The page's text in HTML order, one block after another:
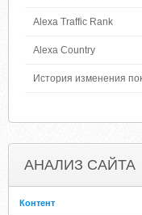
Alexa Traffic Rank
Alexa Country
История изменения
АНАЛИЗ САЙТА
Контент